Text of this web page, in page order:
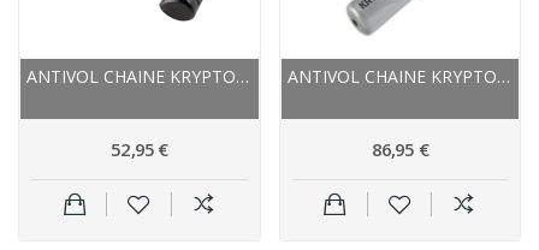
ANTIVOL CHAINE KRYPTONITE ACIER TRAITÉ KEEPER...
52,95 €
ANTIVOL CHAINE KRYPTONITE ACIER TRAITÉ...
86,95 €